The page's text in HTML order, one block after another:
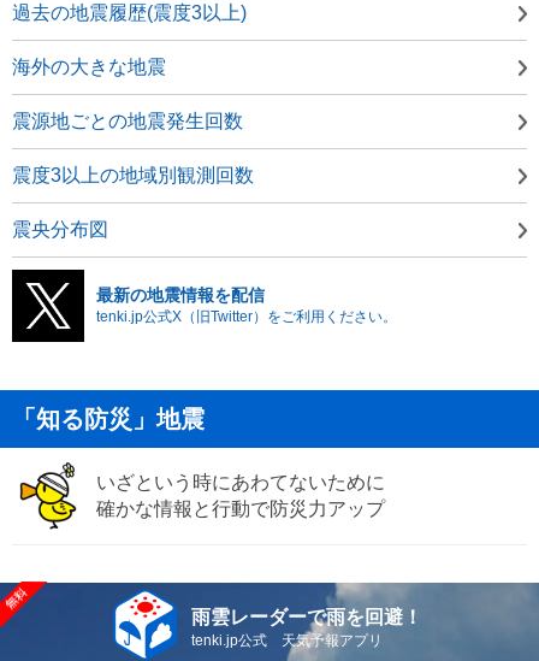
過去の地震履歴(震度3以上)
海外の大きな地震
震源地ごとの地震発生回数
震度3以上の地域別観測回数
震央分布図
最新の地震情報を配信
tenki.jp公式X（旧Twitter）をご利用ください。
「知る防災」地震
いざという時にあわてないために
確かな情報と行動で防災力アップ
雨雲レーダーで雨を回避！
tenki.jp公式 天気予報アプリ